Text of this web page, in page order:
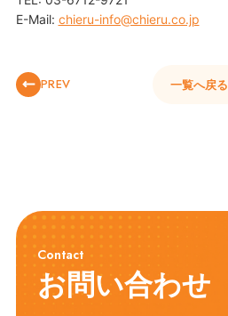
E-Mail: chieru-info@chieru.co.jp
PREV 一覧へ戻る
Contact
お問い合わせ